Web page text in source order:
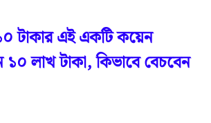
টাকার এই একটি কয়েন
১০ লাখ টাকা, কিভাবে বেচবেন